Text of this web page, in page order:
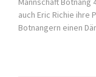
auch Eric Richie ihre
Botnangern einen